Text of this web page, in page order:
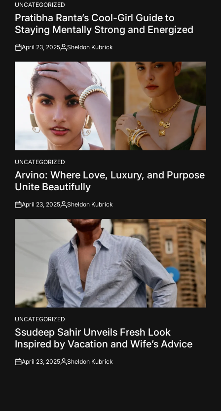
POSTED
IN
UNCATEGORIZED
Pratibha Ranta’s Cool-Girl Guide to
Staying Mentally Strong and Energized
onApril 23, 2025Posted
Sheldon Kubrick
POSTED
IN
UNCATEGORIZED
Arvino: Where Love, Luxury, and Purpose
Unite Beautifully
onApril 23, 2025Posted
Sheldon Kubrick
POSTED
IN
UNCATEGORIZED
Ssudeep Sahir Unveils Fresh Look
Inspired by Vacation and Wife’s Advice
onApril 23, 2025Posted
Sheldon Kubrick